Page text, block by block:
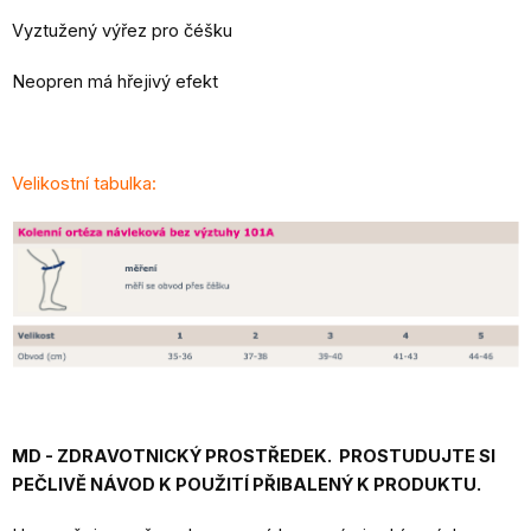
Vyztužený výřez pro čéšku
Neopren má hřejivý efekt
Velikostní tabulka:
MD - ZDRAVOTNICKÝ PROSTŘEDEK. PROSTUDUJTE SI
PEČLIVĚ NÁVOD K POUŽITÍ PŘIBALENÝ K PRODUKTU.